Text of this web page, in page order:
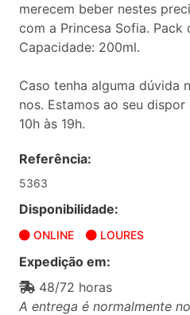
merecem beber nestes
com a Princesa Sofia. Pack
Capacidade: 200ml.
Caso tenha alguma dúvida
nos. Estamos ao seu
10h às 19h.
Referência:
5363
Disponibilidade:
ONLINE LOURES
Expedição em:
48/72 horas
A entrega é normalmente